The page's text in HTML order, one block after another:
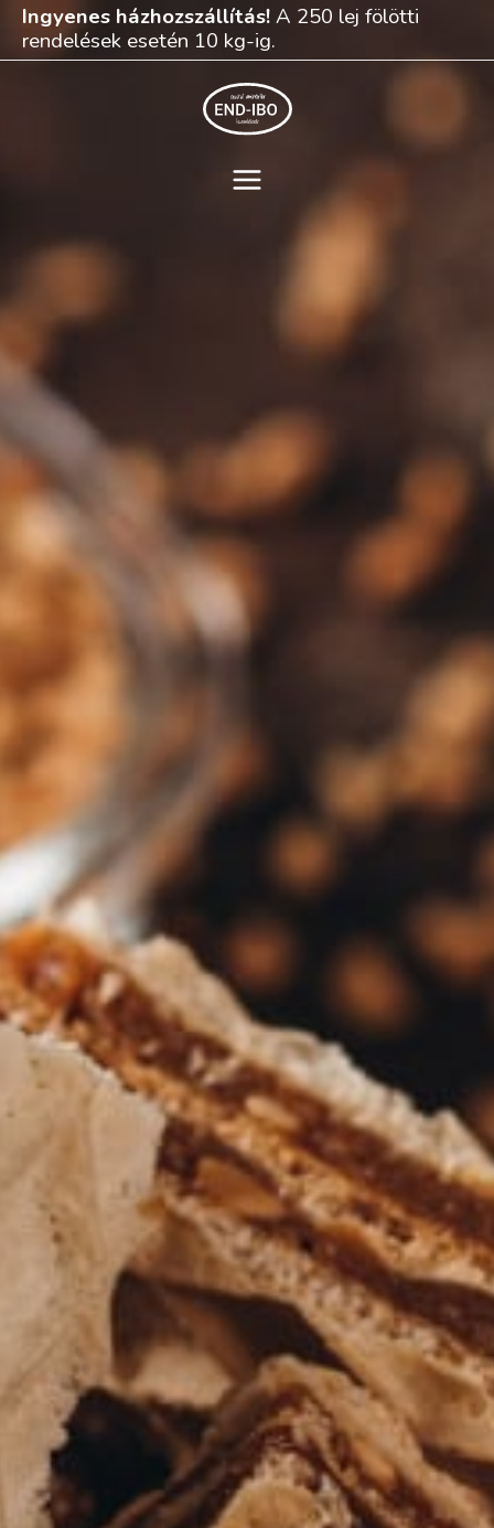
Skip
content
Ingyenes házhozszállítás!A 250 lej fölötti
rendelések esetén 10 kg-ig.